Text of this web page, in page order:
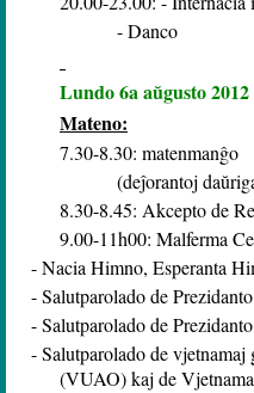
- Danco
Lundo 6a aŭgusto 2012
Mateno:
7.30-8.30: matenmanĝo
(deĵorantoj
8.30-8.45: Akcepto de
9.00-11h00: Malferma
- Nacia Himno, Esperanta
- Salutparolado de
- Salutparolado de
- Salutparolado de
(VUAO) kaj de